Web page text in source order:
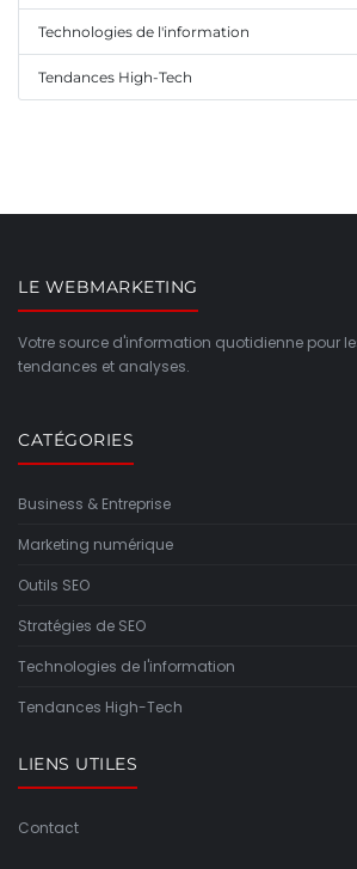
Technologies de l'information
Tendances High-Tech
LE WEBMARKETING
Votre source d'information quotidienne pour
tendances et analyses.
CATÉGORIES
Business & Entreprise
Marketing numérique
Outils SEO
Stratégies de SEO
Technologies de l'information
Tendances High-Tech
LIENS UTILES
Contact